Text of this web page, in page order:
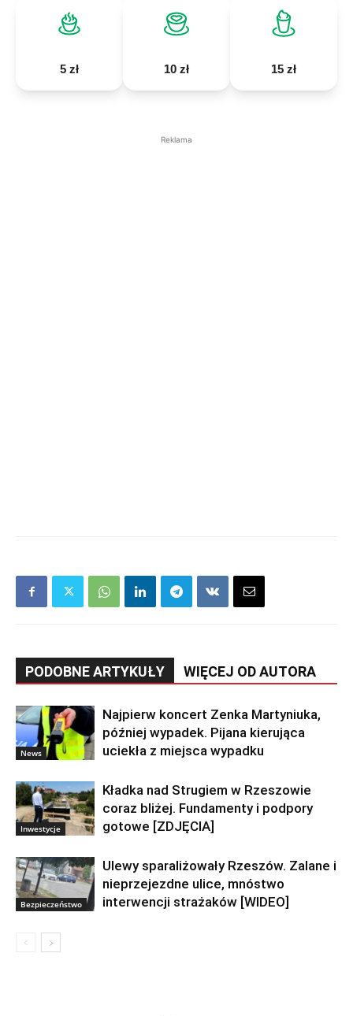
5 zł 10 zł 15 zł
Reklama
PODOBNE ARTYKUŁY WIĘCEJ OD AUTORA
News
Najpierw koncert Zenka Martyniuka,
później wypadek. Pijana kierująca
uciekła z miejsca wypadku
Inwestycje
Kładka nad Strugiem w Rzeszowie
coraz bliżej. Fundamenty i podpory
gotowe [ZDJĘCIA]
Bezpieczeństwo
Ulewy sparaliżowały Rzeszów. Zalane i
nieprzejezdne ulice, mnóstwo
interwencji strażaków [WIDEO]